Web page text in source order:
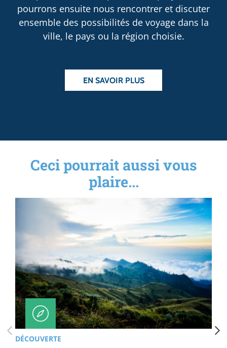
pourrons ensuite nous rencontrer et discuter
ensemble des possibilités de voyage dans la
ville, le pays ou la région choisie.
EN SAVOIR PLUS
Ceci pourrait aussi vous
plaire...
DÉCOUVERTE